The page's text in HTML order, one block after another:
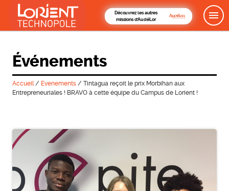
Découvrez les autres
missions d'AudéLor
Événements
Accueil/ Evenements/ Tintagua reçoit le prix Morbihan aux
Entrepreneuriales ! BRAVO à cette équipe du Campus de Lorient !